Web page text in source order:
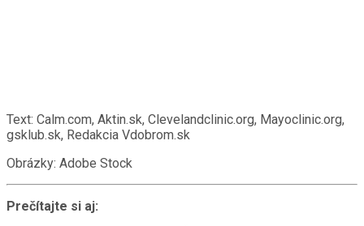
Text: Calm.com, Aktin.sk, Clevelandclinic.org, Mayoclinic.org,
gsklub.sk, Redakcia Vdobrom.sk
Obrázky: Adobe Stock
Prečítajte si aj: